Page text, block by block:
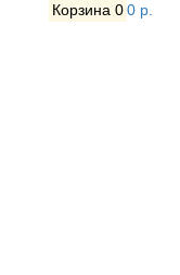
Корзина 00 р.